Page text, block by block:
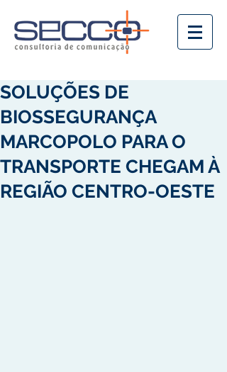
SOLUÇÕES DE
BIOSSEGURANÇA
MARCOPOLO PARA O
TRANSPORTE CHEGAM À
REGIÃO CENTRO-OESTE